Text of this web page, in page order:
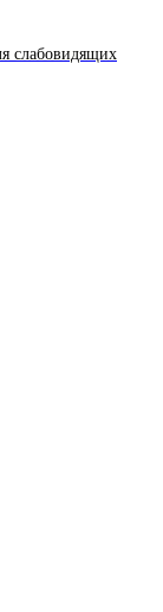
слабовидящих